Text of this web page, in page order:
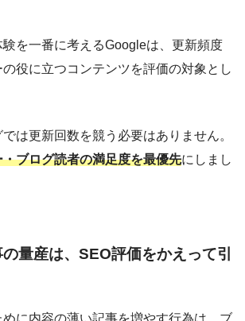
を一番に考えるGoogleは、更新頻度
役に立つコンテンツを評価の対象とし
は更新回数を競う必要はありません。
ブログ読者の満足度を最優先にしまし
量産は、SEO評価をかえって引
に内容の薄い記事を増やす行為は、ブ